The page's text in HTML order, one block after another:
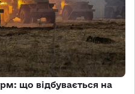
що відбувається на